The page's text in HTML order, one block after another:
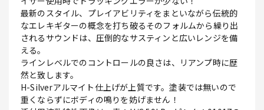
最新のスタイル、プレイアビリティをまといながら伝統的
なエレキギターの概念を打ち破るそのフォルムから繰り出
されるサウンドは、圧倒的なサスティンと広いレンジを備
える。
ラインレベルでのコントロールの良さは、リアンプ時に歴
然と致します。
H-Silverアルマイト仕上げが上質です。塗装では無いので
重くならずにボディの鳴りを妨げません！